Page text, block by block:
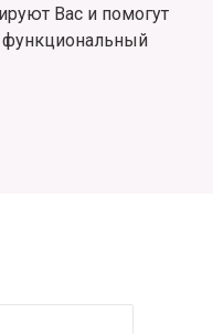
Вас и помогут